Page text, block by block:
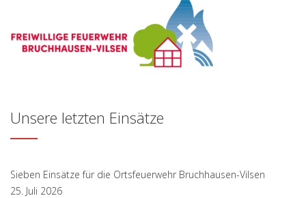
Unsere letzten Einsätze
Sieben Einsätze für die Ortsfeuerwehr Bruchhausen-Vilsen
25. Juli 2026